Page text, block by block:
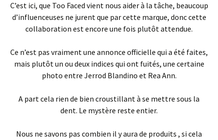
C’est ici, que Too Faced vient nous aider à la tâche, beaucoup
d’influenceuses ne jurent que par cette marque, donc cette
collaboration est encore une fois plutôt attendue.
Ce n’est pas vraiment une annonce officielle qui a été faites,
mais plutôt un ou deux indices qui ont fuités, une certaine
photo entre Jerrod Blandino et Rea Ann.
A part cela rien de bien croustillant à se mettre sous la
dent. Le mystère reste entier.
Nous ne savons pas combien il y aura de produits , si cela